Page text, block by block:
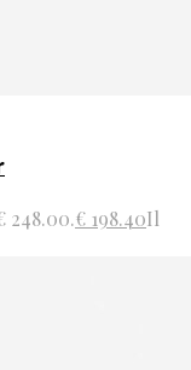
248.00.€ 198.40Il